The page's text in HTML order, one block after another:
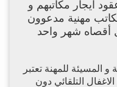
ايجار مكاتبهم و
مهنية مدعوون
أقصاه شهر واحد
و المسيئة للمهنة تعتبر
التلقائي دون